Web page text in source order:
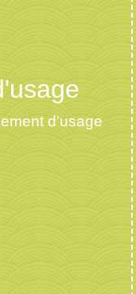
d'usage